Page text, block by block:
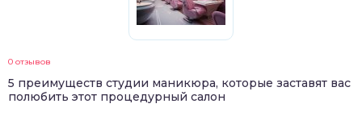
0 отзывов
5 преимуществ студии маникюра, которые заставят вас
полюбить этот процедурный салон